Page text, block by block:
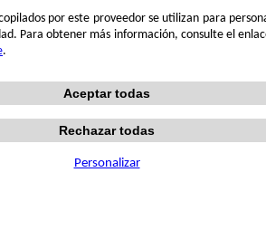
por este proveedor se utilizan para
Para obtener más información, consulte el
.
Aceptar todas
Rechazar todas
Personalizar
Obsession
Travertine
Tiles